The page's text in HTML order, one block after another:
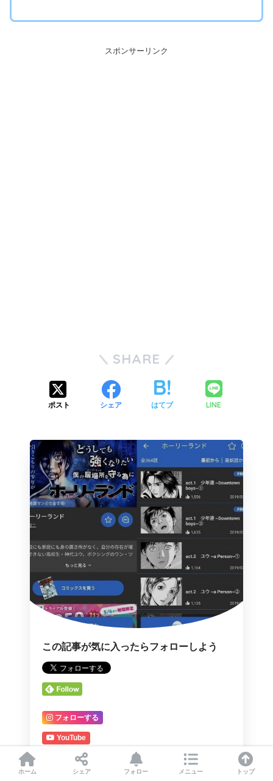
スポンサーリンク
SHARE
ポスト シェア はてブ LINE
この記事が気に入ったらフォローしよう
フォローする
YouTube
ホーム シェア フォロー メニュー トップ